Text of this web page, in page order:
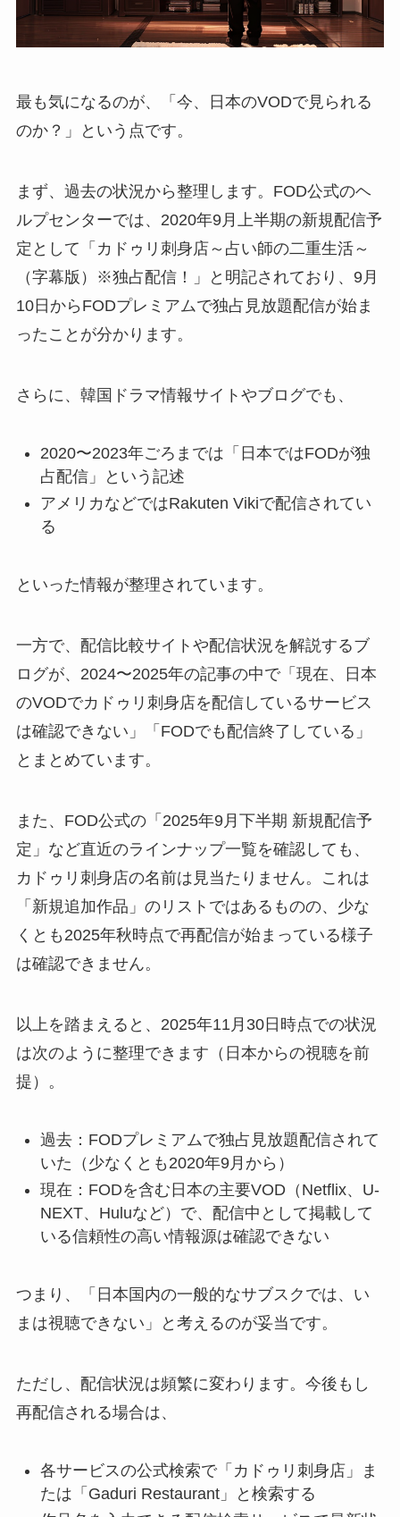
最も気になるのが、「今、日本のVODで見られる
のか？」という点です。
まず、過去の状況から整理します。FOD公式のヘ
ルプセンターでは、2020年9月上半期の新規配信予
定として「カドゥリ刺身店～占い師の二重生活～
（字幕版）※独占配信！」と明記されており、9月
10日からFODプレミアムで独占見放題配信が始ま
ったことが分かります。
さらに、韓国ドラマ情報サイトやブログでも、
2020〜2023年ごろまでは「日本ではFODが独
占配信」という記述
アメリカなどではRakuten Vikiで配信されてい
る
といった情報が整理されています。
一方で、配信比較サイトや配信状況を解説するブ
ログが、2024〜2025年の記事の中で「現在、日本
のVODでカドゥリ刺身店を配信しているサービス
は確認できない」「FODでも配信終了している」
とまとめています。
また、FOD公式の「2025年9月下半期 新規配信予
定」など直近のラインナップ一覧を確認しても、
カドゥリ刺身店の名前は見当たりません。これは
「新規追加作品」のリストではあるものの、少な
くとも2025年秋時点で再配信が始まっている様子
は確認できません。
以上を踏まえると、2025年11月30日時点での状況
は次のように整理できます（日本からの視聴を前
提）。
過去：FODプレミアムで独占見放題配信されて
いた（少なくとも2020年9月から）
現在：FODを含む日本の主要VOD（Netflix、U-
NEXT、Huluなど）で、配信中として掲載して
いる信頼性の高い情報源は確認できない
つまり、「日本国内の一般的なサブスクでは、い
まは視聴できない」と考えるのが妥当です。
ただし、配信状況は頻繁に変わります。今後もし
再配信される場合は、
各サービスの公式検索で「カドゥリ刺身店」ま
たは「Gaduri Restaurant」と検索する